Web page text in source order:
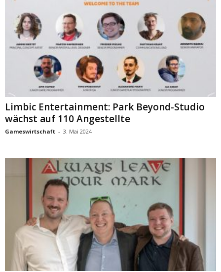
Limbic Entertainment: Park Beyond-Studio
wächst auf 110 Angestellte
Gameswirtschaft - 3. Mai 2024